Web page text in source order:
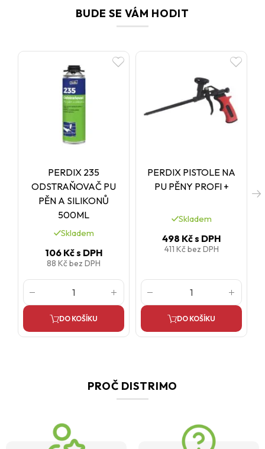
atd.) z ní dělají ideální pěnu pro náročné interiérové i exteriérové
izolace. I v náročných klimatických podmínkách poskytuje
BUDE SE VÁM HODIT
PERDIX 235
ODSTRAŇOVAČ PU
PĚN A SILIKONŮ
500ML
Skladem
106 Kčs DPH
88 Kčbez DPH
DO KOŠÍKU
PERDIX PISTOLE NA
PU PĚNY PROFI +
Skladem
498 Kčs DPH
411 Kčbez DPH
DO KOŠÍKU
PROČ DISTRIMO